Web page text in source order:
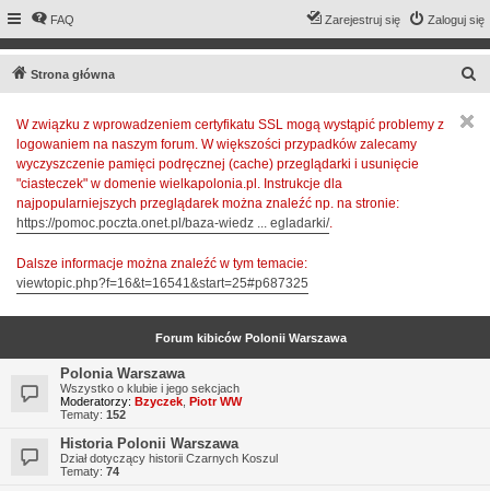
FAQ Zaloguj się
Zarejestruj się
Strona główna
W związku z wprowadzeniem certyfikatu SSL mogą wystąpić problemy z
logowaniem na naszym forum. W większości przypadków zalecamy
wyczyszczenie pamięci podręcznej (cache) przeglądarki i usunięcie
"ciasteczek" w domenie wielkapolonia.pl. Instrukcje dla
najpopularniejszych przeglądarek można znaleźć np. na stronie:
https://pomoc.poczta.onet.pl/baza-wiedz ... egladarki/.
Dalsze informacje można znaleźć w tym temacie:
viewtopic.php?f=16&t=16541&start=25#p687325
Forum kibiców Polonii Warszawa
Polonia Warszawa
Wszystko o klubie i jego sekcjach
Moderatorzy: Bzyczek Piotr WW
Tematy: 152
Historia Polonii Warszawa
Dział dotyczący historii Czarnych Koszul
Tematy: 74